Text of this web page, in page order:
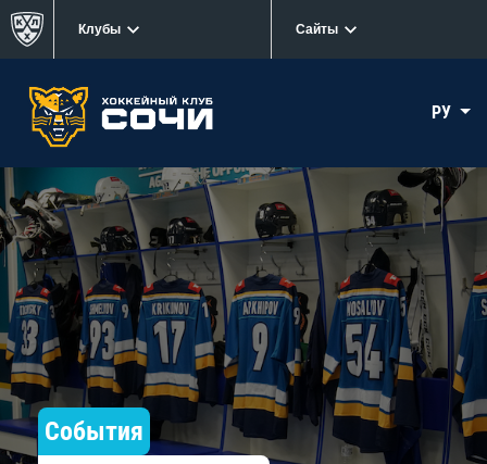
Клубы Сайты
РУ
События